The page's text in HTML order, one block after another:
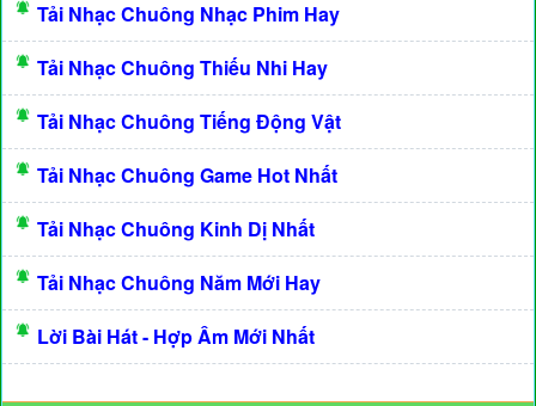
Tải Nhạc Chuông Nhạc Phim Hay
Tải Nhạc Chuông Thiếu Nhi Hay
Tải Nhạc Chuông Tiếng Động Vật
Tải Nhạc Chuông Game Hot Nhất
Tải Nhạc Chuông Kinh Dị Nhất
Tải Nhạc Chuông Năm Mới Hay
Lời Bài Hát - Hợp Âm Mới Nhất